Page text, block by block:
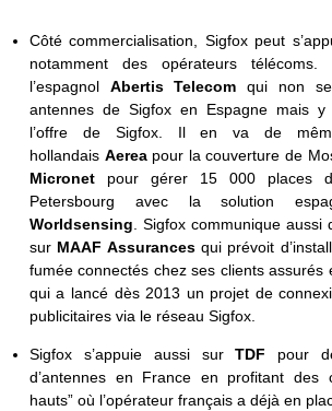
Côté commercialisation, Sigfox peut
notamment des opérateurs
l’espagnol Abertis Telecom qui non
antennes de Sigfox en Espagne mais y
l’offre de Sigfox. Il en va de
hollandais Aereapour la couverture de
Micronetpour gérer 15 000 places
Petersbourg avec la solution
Worldsensing . Sigfox communique
sur MAAF Assurancesqui prévoit
fumée connectés chez ses clients assurés
qui a lancé dès 2013 un projet de
publicitaires via le réseau Sigfox.
Sigfox s’appuie aussi surTDF pour
d’antennes en France en profitant des
hauts” où l’opérateur français a déjà en